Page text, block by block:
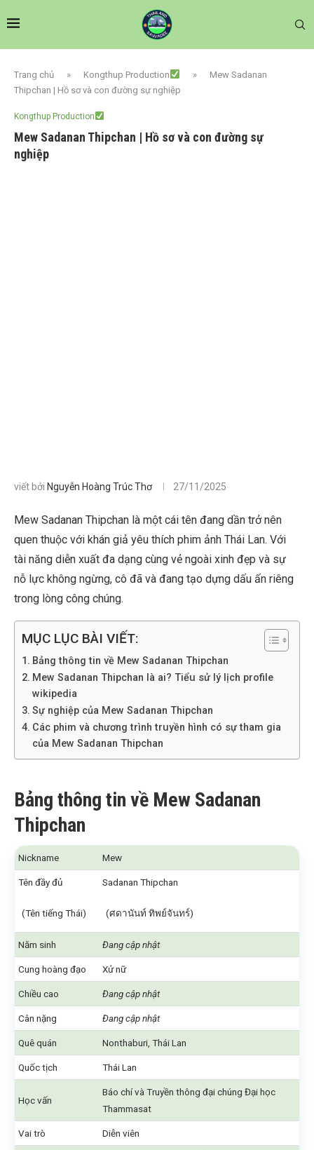
Trang chủ » Kongthup Production »
Mew Sadanan
Thipchan | Hồ sơ và con đường sự nghiệp
Kongthup Production
Mew Sadanan Thipchan | Hồ sơ và con đường sự
nghiệp
viết bởi Nguyễn Hoàng Trúc Thơ 27/11/2025
Mew Sadanan Thipchan là một cái tên đang dần trở nên
quen thuộc với khán giả yêu thích phim ảnh Thái Lan. Với
tài năng diễn xuất đa dạng cùng vẻ ngoài xinh đẹp và sự
nỗ lực không ngừng, cô đã và đang tạo dựng dấu ấn riêng
trong lòng công chúng.
MỤC LỤC BÀI VIẾT:
Bảng thông tin về Mew Sadanan Thipchan
Mew Sadanan Thipchan là ai? Tiểu sử lý lịch profile
wikipedia
Sự nghiệp của Mew Sadanan Thipchan
Các phim và chương trình truyền hình có sự tham gia
của Mew Sadanan Thipchan
Bảng thông tin về Mew Sadanan
Thipchan
Nickname Mew
Tên đầy đủ
(Tên tiếng Thái)
Sadanan Thipchan
(ศดานันท์ ทิพย์จันทร์)
Năm sinh Đang cập nhật
Cung hoàng đạo Xử nữ
Chiều cao Đang cập nhật
Cân nặng Đang cập nhật
Quê quán Nonthaburi, Thái Lan
Quốc tịch Thái Lan
Học vấn
Báo chí và Truyền thông đại chúng Đại học
Thammasat
Vai trò Diễn viên